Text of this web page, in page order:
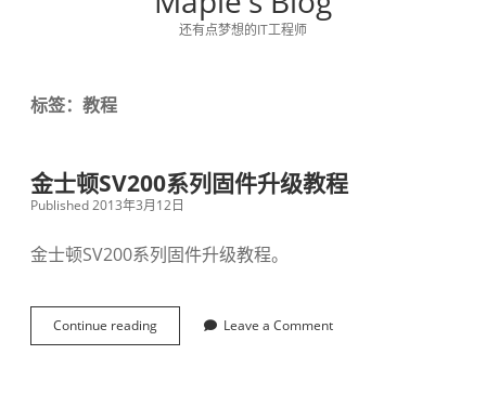
还有点梦想的IT工程师
标签：教程
金士顿SV200系列固件升级教程
Published 2013年3月12日
金士顿SV200系列固件升级教程。
Continue reading
士
Leave a Comment